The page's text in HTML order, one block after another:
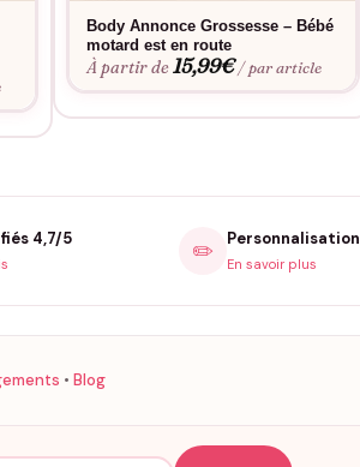
Body Annonce Grossesse – Bébé
motard est en route
À partir de15,99€ / par article
4,7/5 ✏️ Personnalisation
En savoir plus
• Blog